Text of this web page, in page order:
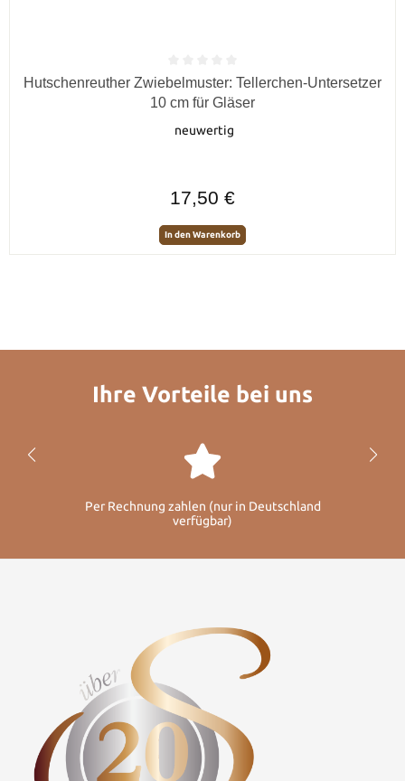
Durchschnittliche Bewertung von 0 von 5 Sternen
Hutschenreuther Zwiebelmuster: Tellerchen-Untersetzer
10 cm für Gläser
neuwertig
17,50 €
In den Warenkorb
Ihre Vorteile bei uns
Per Rechnung zahlen (nur in Deutschland
verfügbar)